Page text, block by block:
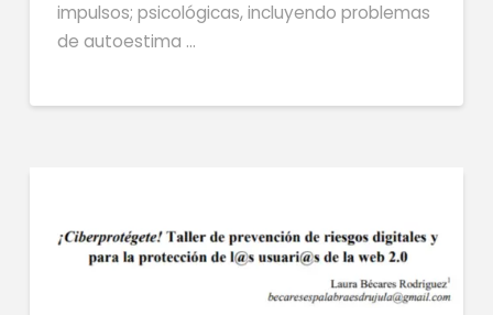
impulsos; psicológicas, incluyendo problemas
de autoestima …